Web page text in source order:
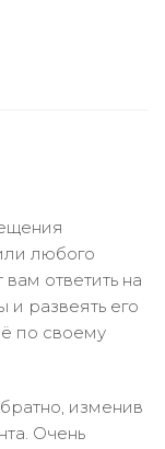
любого
ответить на
развеять его
по своему
изменив
Очень